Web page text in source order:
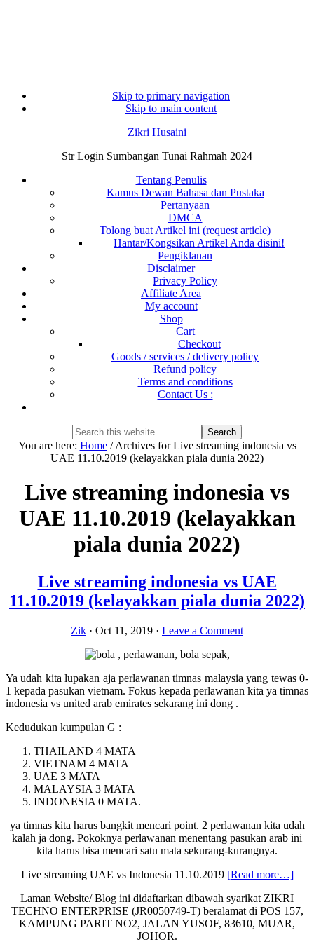
Skip to primary navigation
Skip to main content
Zikri Husaini
Str Login Sumbangan Tunai Rahmah 2024
Tentang Penulis
Kamus Dewan Bahasa dan Pustaka
Pertanyaan
DMCA
Tolong buat Artikel ini (request article)
Hantar/Kongsikan Artikel Anda disini!
Pengiklanan
Disclaimer
Privacy Policy
Affiliate Area
My account
Shop
Cart
Checkout
Goods / services / delivery policy
Refund policy
Terms and conditions
Contact Us :
Search
this
website
Hide
Search
You are here: Home /Archives for Live streaming indonesia vs
UAE 11.10.2019 (kelayakkan piala dunia 2022)
Live streaming indonesia vs
UAE 11.10.2019 (kelayakkan
piala dunia 2022)
Live streaming indonesia vs UAE
11.10.2019 (kelayakkan piala dunia 2022)
Zik · Oct 11, 2019 · Leave a Comment
Ya udah kita lupakan aja perlawanan timnas malaysia yang tewas 0-
1 kepada pasukan vietnam. Fokus kepada perlawanan kita ya timnas
indonesia vs united arab emirates sekarang ini dong .
Kedudukan kumpulan G :
THAILAND 4 MATA
VIETNAM 4 MATA
UAE 3 MATA
MALAYSIA 3 MATA
INDONESIA 0 MATA.
ya timnas kita harus bangkit mencari point. 2 perlawanan kita udah
kalah ja dong. Pokoknya perlawanan menentang pasukan arab ini
kita harus bisa mencari satu mata sekurang-kurangnya.
Live streaming UAE vs Indonesia 11.10.2019 [Read more…]
vs
Laman Website/ Blog ini didaftarkan dibawah syarikat ZIKRI
TECHNO ENTERPRISE (JR0050749-T) beralamat di POS 157,
KAMPUNG PARIT NO2, JALAN YUSOF, 83610, MUAR,
JOHOR.